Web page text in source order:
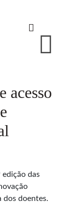
acesso
edição das
dos doentes.